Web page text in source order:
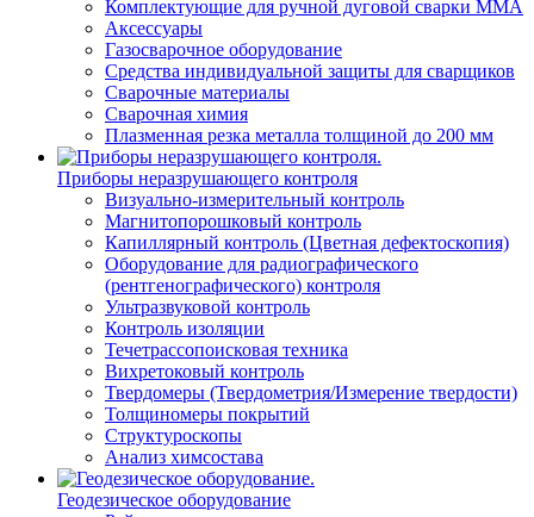
Комплектующие для ручной дуговой сварки MMA
Аксессуары
Газосварочное оборудование
Средства индивидуальной защиты для сварщиков
Сварочные материалы
Сварочная химия
Плазменная резка металла толщиной до 200 мм
Приборы неразрушающего контроля
Визуально-измерительный контроль
Магнитопорошковый контроль
Капиллярный контроль (Цветная дефектоскопия)
Оборудование для радиографического
(рентгенографического) контроля
Ультразвуковой контроль
Контроль изоляции
Течетрассопоисковая техника
Вихретоковый контроль
Твердомеры (Твердометрия/Измерение твердости)
Толщиномеры покрытий
Структуроскопы
Анализ химсостава
Геодезическое оборудование